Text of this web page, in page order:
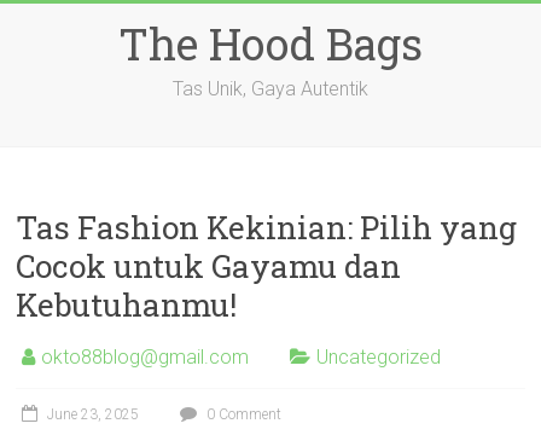
The Hood Bags
Tas Unik, Gaya Autentik
Tas Fashion Kekinian: Pilih yang
Cocok untuk Gayamu dan
Kebutuhanmu!
okto88blog@gmail.com Uncategorized
June 23, 2025 0 Comment